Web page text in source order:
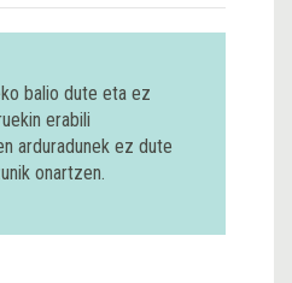
balio dute eta ez
erabili
arduradunek ez dute
onartzen.